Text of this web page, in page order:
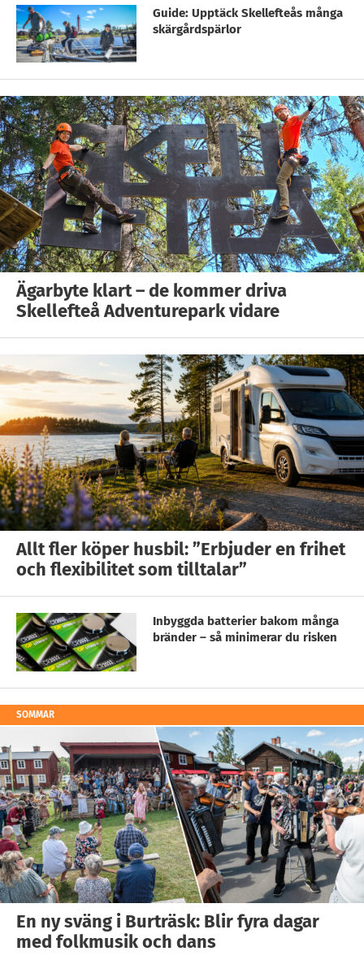
Guide: Upptäck Skellefteås många
skärgårdspärlor
Ägarbyte klart – de kommer driva
Skellefteå Adventurepark vidare
Allt fler köper husbil: ”Erbjuder en frihet
och flexibilitet som tilltalar”
Inbyggda batterier bakom många
bränder – så minimerar du risken
SOMMAR
En ny sväng i Burträsk: Blir fyra dagar
med folkmusik och dans